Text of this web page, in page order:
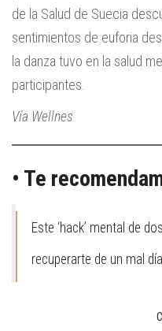
de la Salud de Suecia
sentimientos de euforia
la danza tuvo en la salud
participantes.
Vía Wellnes
• Te
Este ‘hack’ mental de
recuperarte de un mal día